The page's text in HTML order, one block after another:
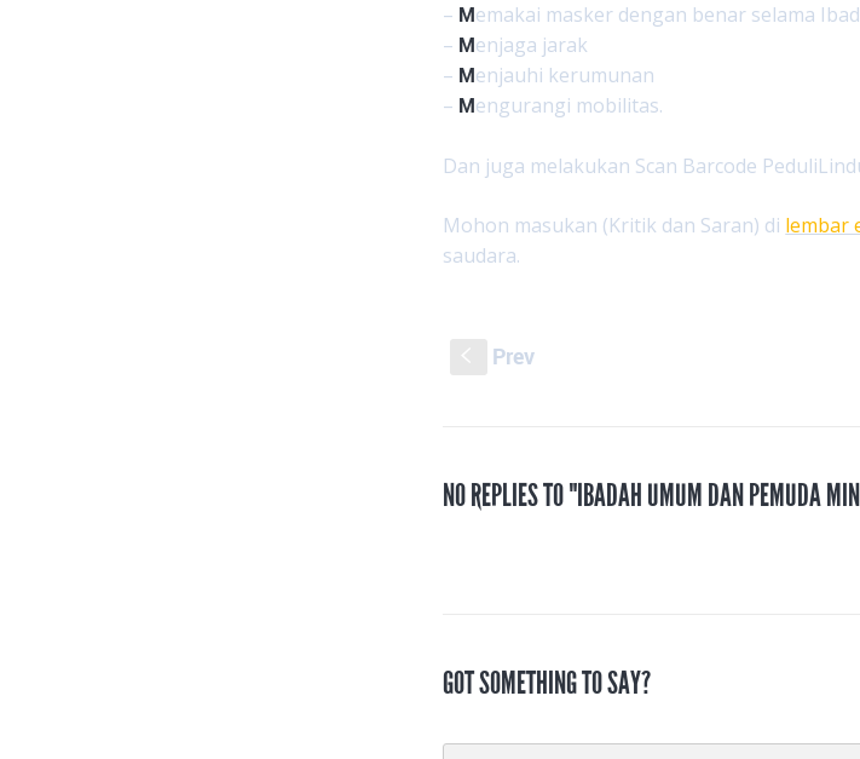
– Memakai masker dengan benar selama
– Menjaga jarak
– Menjauhi kerumunan
– Mengurangi mobilitas.
Dan juga melakukan Scan Barcode
Mohon masukan (Kritik dan Saran) di lembar
saudara.
Prev
NO REPLIES TO "IBADAH UMUM DAN PEMUDA
GOT SOMETHING TO SAY?